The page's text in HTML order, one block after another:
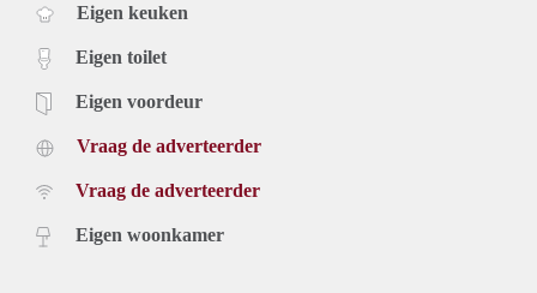
Eigen keuken
Eigen toilet
Eigen voordeur
Vraag de adverteerder
Vraag de adverteerder
Eigen woonkamer